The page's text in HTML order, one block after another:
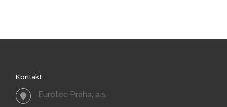
Kontakt
Eurotec Praha, a.s.